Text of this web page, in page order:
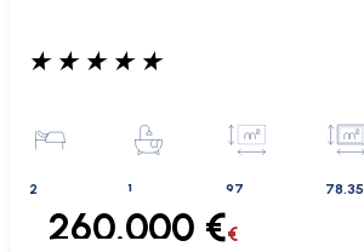
★ ★ ★ ★ ★
2 1 97 78.35
260.000 €€